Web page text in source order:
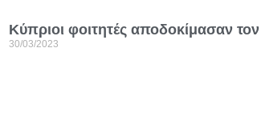
Κύπριοι φοιτητές αποδοκίμασαν
30/03/2023